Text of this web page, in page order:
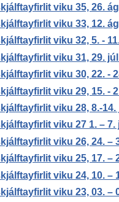
viku 35, 26.
viku 33, 12.
viku 32, 5. -
viku 31, 29.
viku 30, 22. -
viku 29, 15. -
viku 28, 8.-14.
viku 27 1. – 7.
viku 26, 24. –
viku 25, 17. –
viku 24, 10. –
viku 23, 03. –